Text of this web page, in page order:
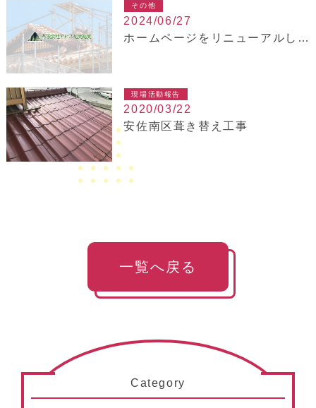
その他
2024/06/27
ホームページをリニューアルしました！
現場活動報告
2020/03/22
安佐南区葺き替え工事
一覧へ戻る
Category